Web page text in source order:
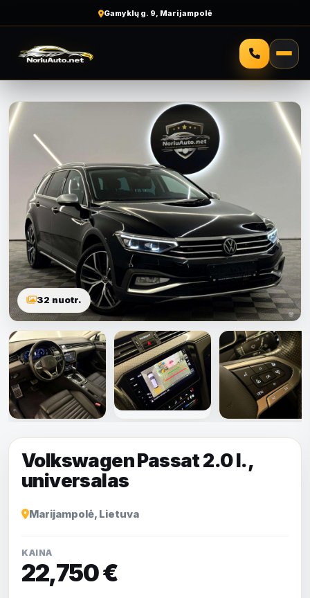
Gamyklų g. 9, Marijampolė
32 nuotr.
Rodyti visas
nuotraukas
Volkswagen Passat 2.0 l.,
universalas
Marijampolė, Lietuva
KAINA
22,750 €